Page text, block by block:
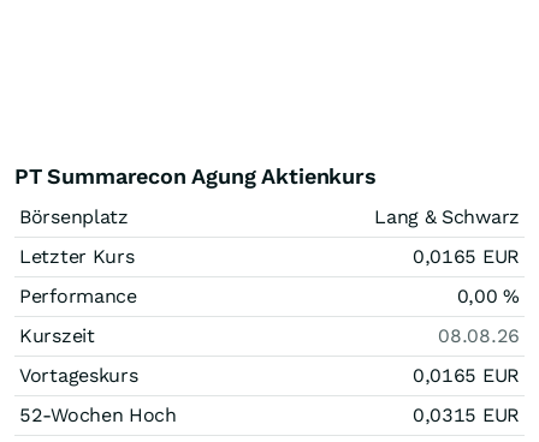
PT Summarecon Agung Aktienkurs
Börsenplatz
Lang & Schwarz
Letzter Kurs
0,0165 EUR
Performance
0,00%
Kurszeit
08.08.26
Vortageskurs
0,0165 EUR
52-Wochen Hoch
0,0315 EUR